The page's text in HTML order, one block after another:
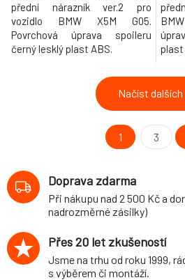
přední nárazník ver.2 pro
vozidlo BMW X5M G05.
Povrchová úprava spoileru
černý lesklý plast ABS.
plast
Načíst dalších
1 3
Doprava zdarma
Při nákupu nad 2 500 Kč a
nadrozměrné zásilky)
Přes 20 let zkušeností
Jsme na trhu od roku 1999,
s výběrem či montáží.